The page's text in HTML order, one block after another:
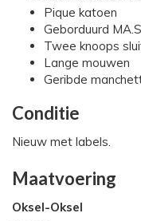
Pique katoen
Geborduurd
Twee knoops
Lange mouwen
Geribde
Conditie
Nieuw met labels.
Maatvoering
Oksel-Oksel